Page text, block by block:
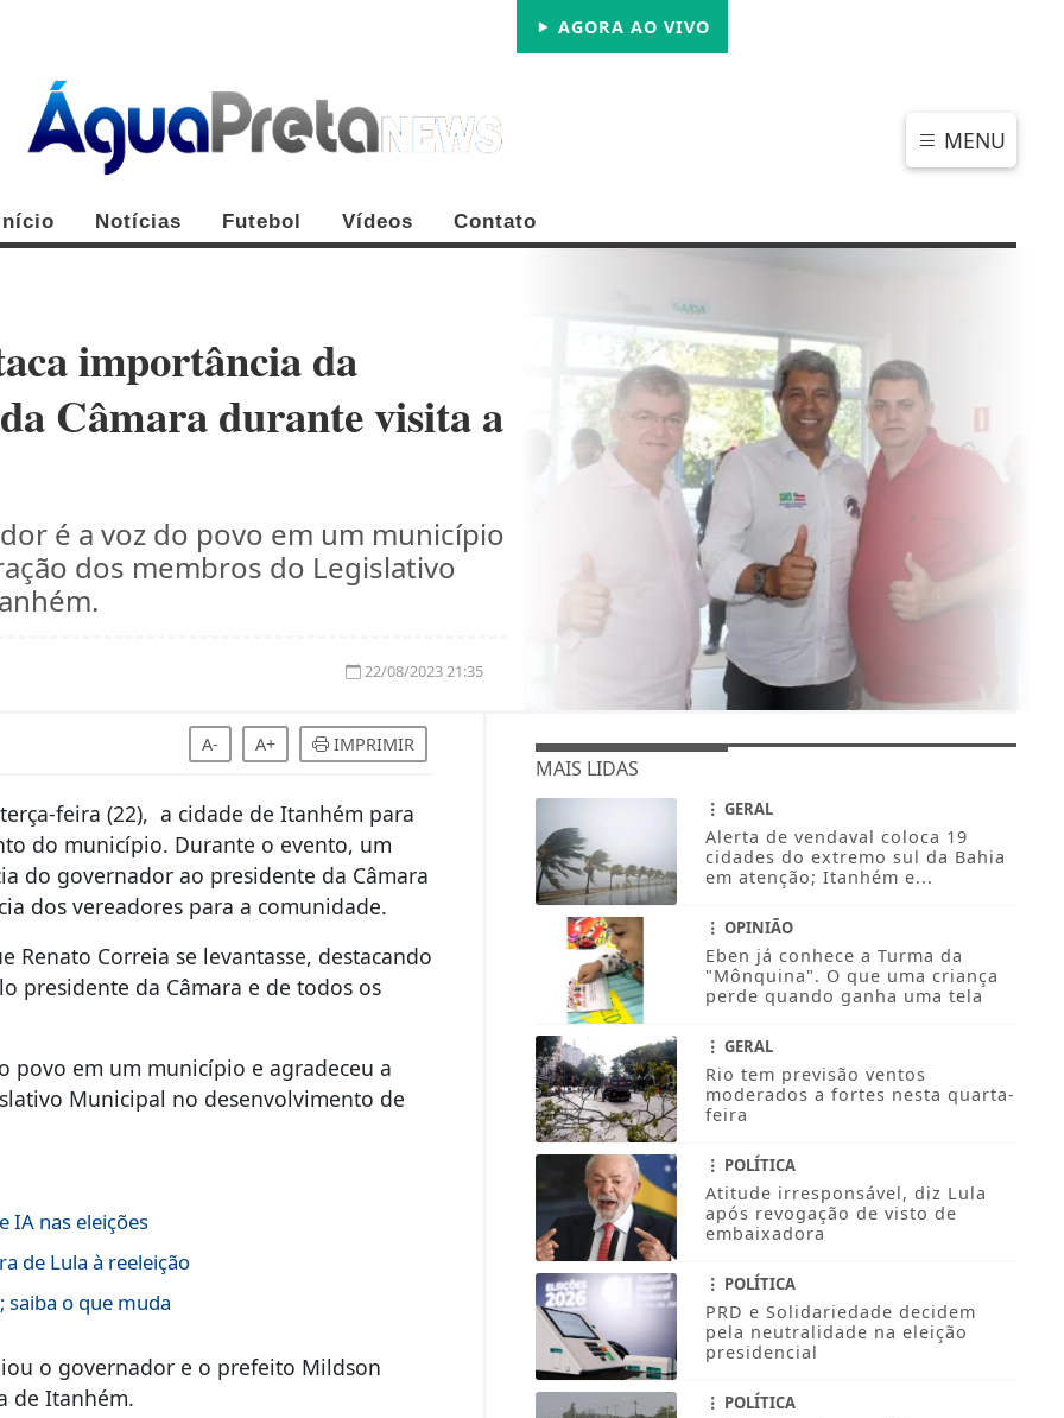
AGORA AO VIVO
MENU
Início Notícias Futebol Vídeos Contato
importância da
Câmara durante visita a
é a voz do povo em um município
dos membros do Legislativo
22/08/2023 21:35
A- A+ IMPRIMIR
feira (22), a cidade de Itanhém para
do município. Durante o evento, um
do governador ao presidente da Câmara
dos vereadores para a comunidade.
Correia se levantasse, destacando
presidente da Câmara e de todos os
povo em um município e agradeceu a
Municipal no desenvolvimento de
IA nas eleições
de Lula à reeleição
o que muda
o governador e o prefeito Mildson
de Itanhém.
MAIS LIDAS
GERAL
Alerta de vendaval coloca 19
cidades do extremo sul da Bahia
em atenção; Itanhém e...
OPINIÃO
Eben já conhece a Turma da
"Mônquina". O que uma criança
perde quando ganha uma tela
GERAL
Rio tem previsão ventos
moderados a fortes nesta quarta-
feira
POLÍTICA
Atitude irresponsável, diz Lula
após revogação de visto de
embaixadora
POLÍTICA
PRD e Solidariedade decidem
pela neutralidade na eleição
presidencial
POLÍTICA